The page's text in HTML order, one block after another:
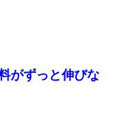
がずっと伸びな